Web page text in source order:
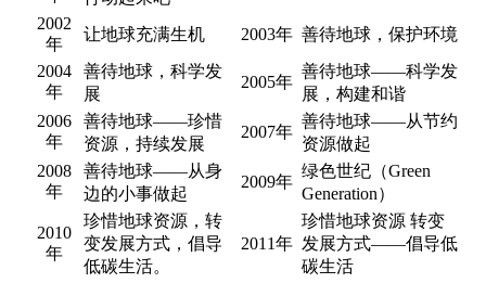
2002
年
让地球充满生机 2003年 善待地球，保护环境
2004
年
善待地球，科学发
展
2005年
善待地球——科学发
展，构建和谐
2006
年
善待地球——珍惜
资源，持续发展
2007年
善待地球——从节约
资源做起
2008
年
善待地球——从身
边的小事做起
2009年
绿色世纪（Green
Generation）
2010
年
珍惜地球资源，转
变发展方式，倡导
低碳生活。
2011年
珍惜地球资源 转变
发展方式——倡导低
碳生活